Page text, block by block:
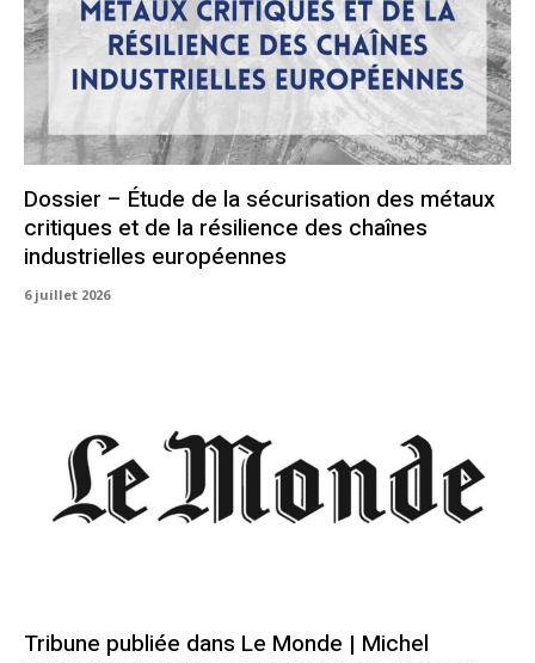
Dossier – Étude de la sécurisation des métaux
critiques et de la résilience des chaînes
industrielles européennes
6 juillet 2026
Tribune publiée dans Le Monde | Michel